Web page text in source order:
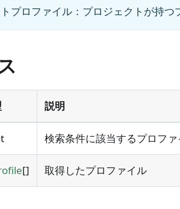
プロファイル：プロジェクトが持つ
説明
検索条件に該当するプロフ
[] 取得したプロファイル